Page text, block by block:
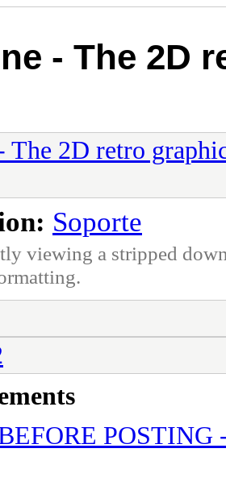
- The 2D
The 2D retro
Soporte
viewing a stripped
POSTING